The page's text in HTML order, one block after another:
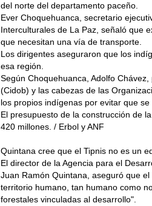
del norte del departamento paceño.
Ever Choquehuanca, secretario
Interculturales de La Paz, señaló que
que necesitan una vía de transporte.
Los dirigentes aseguraron que los
esa región.
Según Choquehuanca, Adolfo
(Cidob) y las cabezas de las
los propios indígenas por evitar que
El presupuesto de la construcción de
420 millones. / Erbol y ANF
Quintana cree que el Tipnis no es un
El director de la Agencia para el
Juan Ramón Quintana, aseguró que
territorio humano, tan humano como
forestales vinculadas al desarrollo".